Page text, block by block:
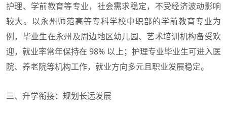
护理、学前教育等专业，社会需求稳定，不受经济波动影响
较大。以永州师范高等专科学校中职部的学前教育专业为
例，毕业生在永州及周边地区幼儿园、艺术培训机构备受欢
迎，就业率常年保持在 98% 以上；护理专业毕业生可进入医
院、养老院等机构工作，就业方向多元且职业发展稳定。
三、升学衔接：规划长远发展